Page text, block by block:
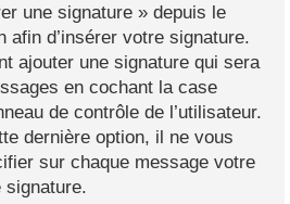
une signature » depuis le
afin d’insérer votre signature.
ajouter une signature qui sera
en cochant la case
de contrôle de l’utilisateur.
dernière option, il ne vous
sur chaque message votre
signature.